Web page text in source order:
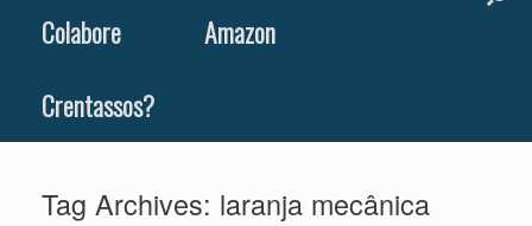
Colabore
Amazon
Crentassos?
Tag Archives: laranja mecânica